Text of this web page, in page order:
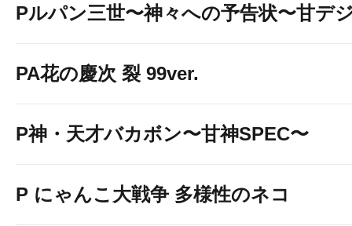
Pルパン三世〜神々への予告状〜甘デ
PA花の慶次 裂 99ver.
P神・天才バカボン〜甘神SPEC〜
P にゃんこ大戦争 多様性のネコ